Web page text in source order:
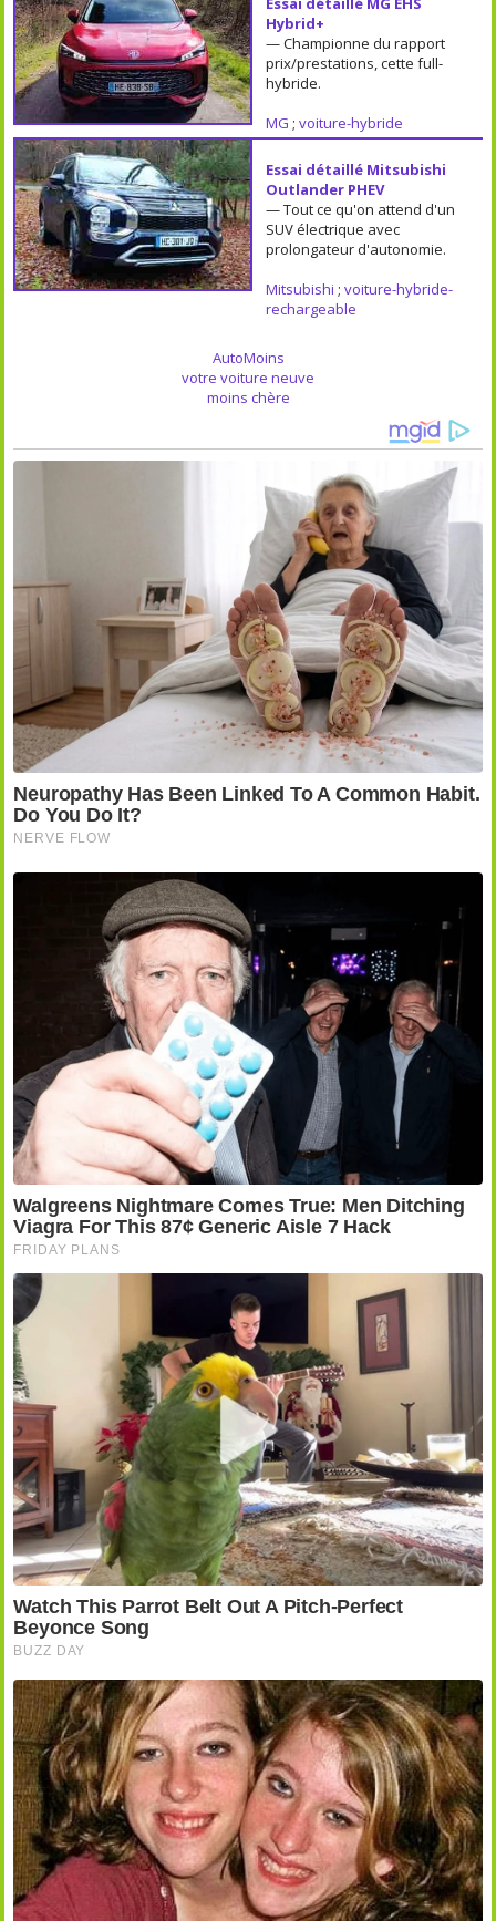
Hybrid+
— Championne du rapport
prix/prestations, cette full-
hybride.
MG ; voiture-hybride
Essai détaillé Mitsubishi
Outlander PHEV
— Tout ce qu'on attend d'un
SUV électrique avec
prolongateur d'autonomie.
Mitsubishi ; voiture-hybride-
rechargeable
AutoMoins
votre voiture neuve
moins chère